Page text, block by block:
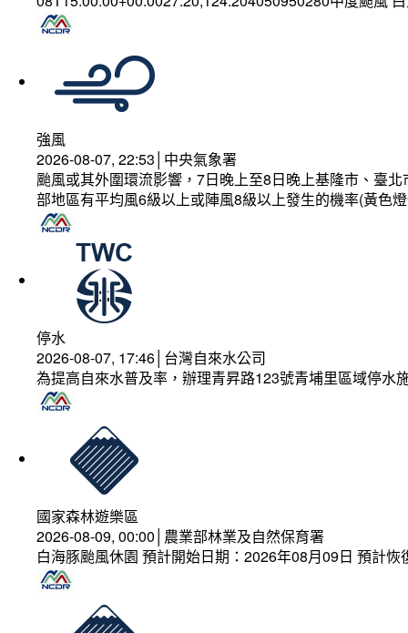
強風
2026-08-07, 22:53│中央氣象署
颱風或其外圍環流影響，7日晚上至8日晚上基隆市、臺
部地區有平均風6級以上或陣風8級以上發生的機率(黃色
停水
2026-08-07, 17:46│台灣自來水公司
為提高自來水普及率，辦理青昇路123號青埔里區域停水
國家森林遊樂區
2026-08-09, 00:00│農業部林業及自然保育署
白海豚颱風休園 預計開始日期：2026年08月09日 預計